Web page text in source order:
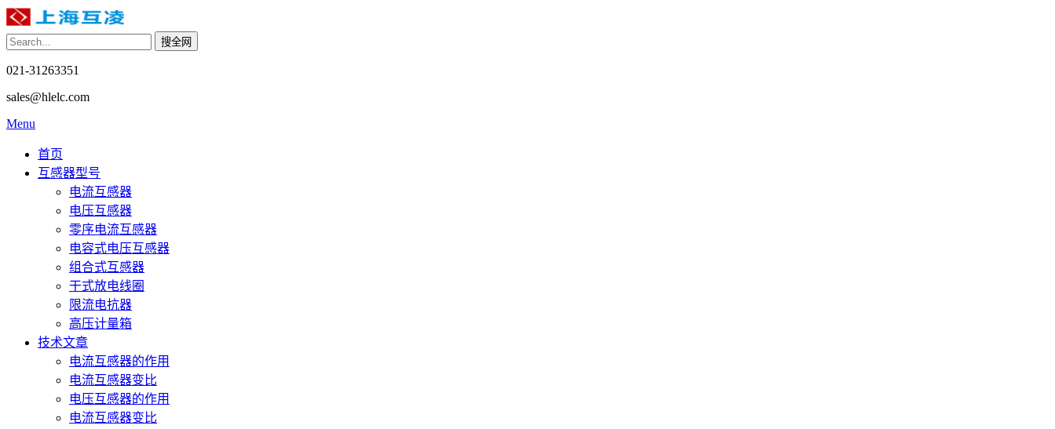
021-31263351
sales@hlelc.com
Menu
首页
互感器型号
电流互感器
电压互感器
零序电流互感器
电容式电压互感器
组合式互感器
干式放电线圈
限流电抗器
高压计量箱
技术文章
电流互感器的作用
电流互感器变比
电压互感器的作用
电流互感器变比